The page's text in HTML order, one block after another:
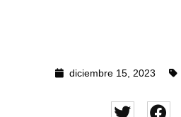
diciembre 15, 2023